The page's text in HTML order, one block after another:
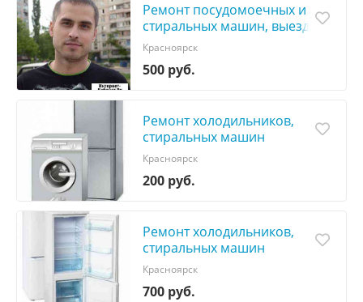
Ремонт посудомоечных и
стиральных машин, выезд
500 руб.
Красноярск
Ремонт холодильников,
стиральных машин
200 руб.
Красноярск
Ремонт холодильников,
стиральных машин
700 руб.
Красноярск